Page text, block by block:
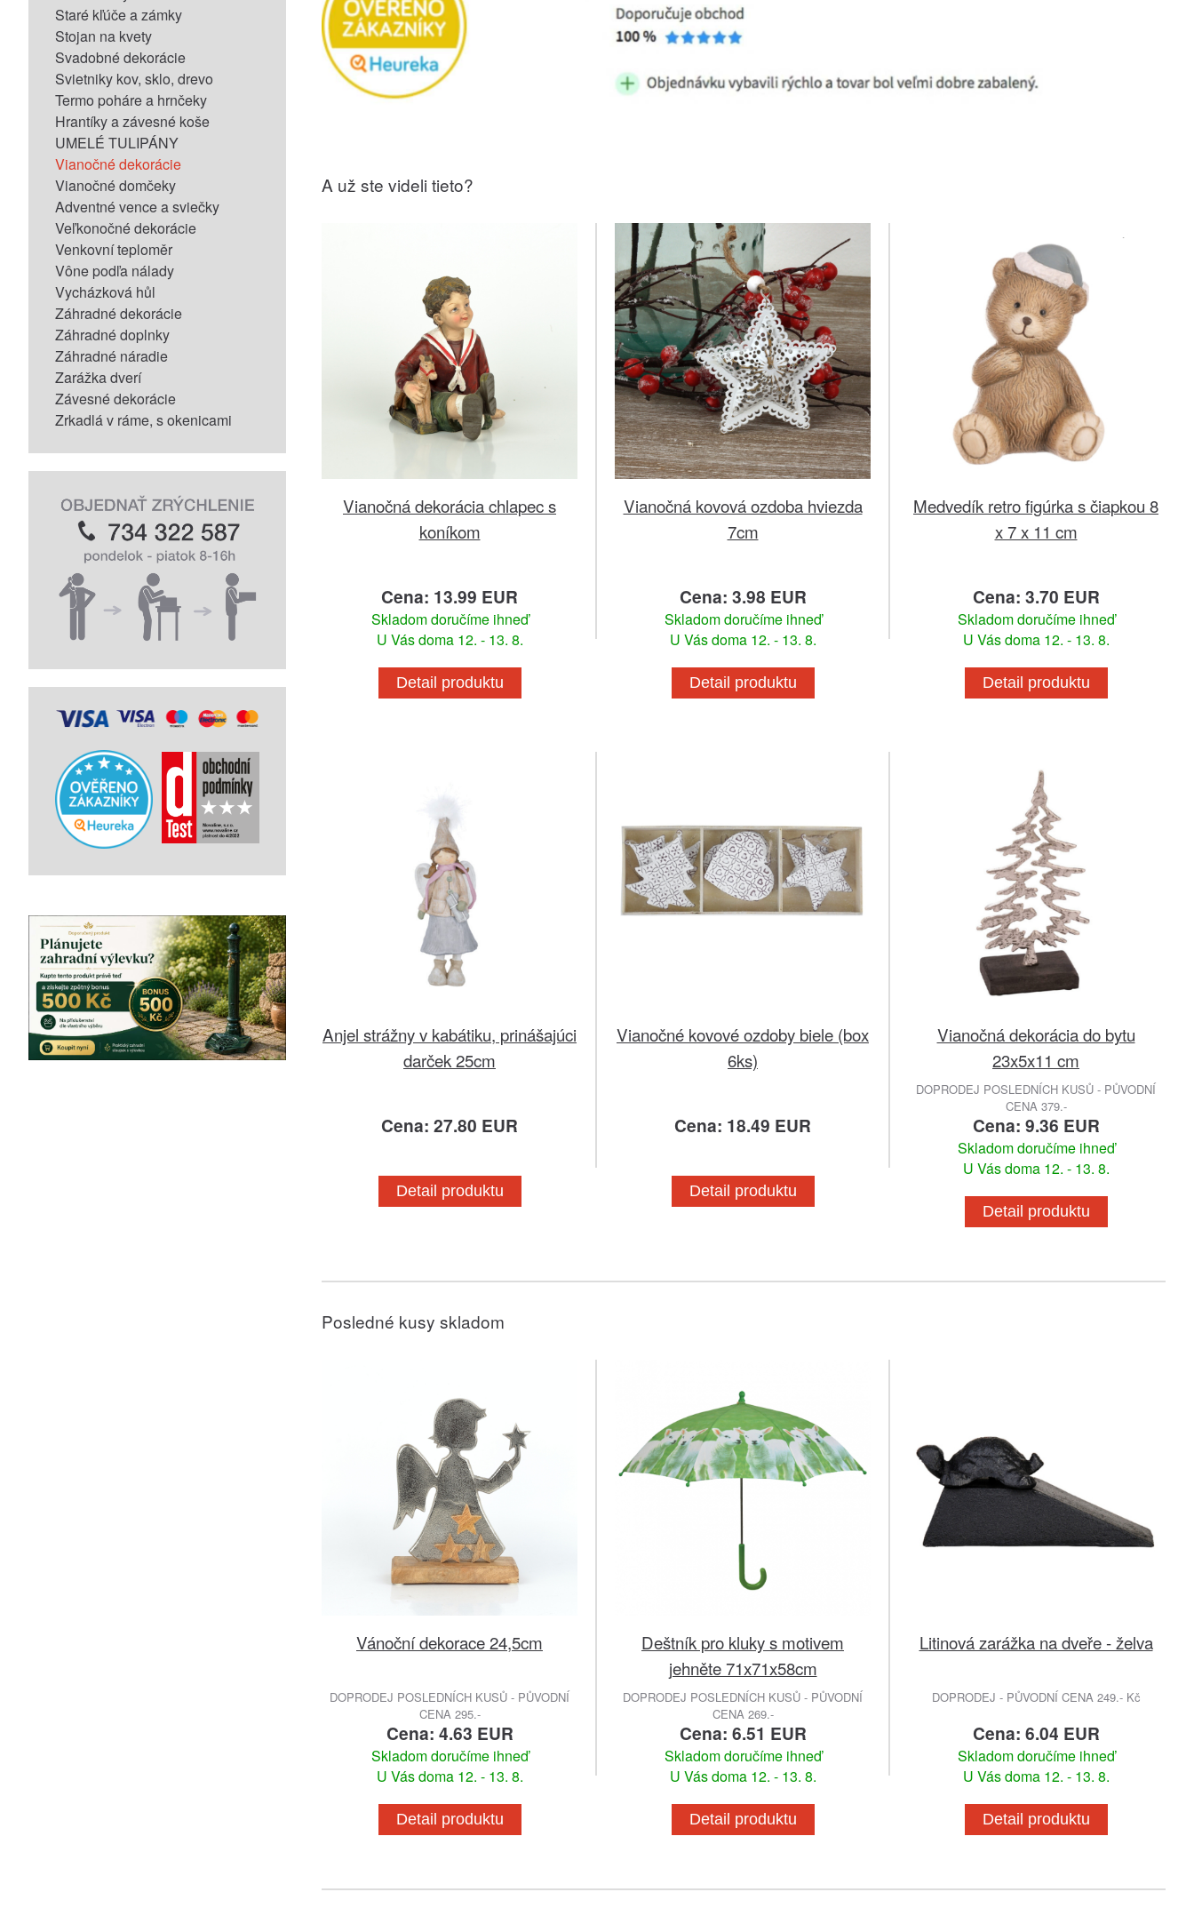
Staré kľúče a zámky
Stojan na kvety
Svadobné dekorácie
Svietniky kov, sklo, drevo
Termo poháre a hrnčeky
Hrantíky a závesné koše
UMELÉ TULIPÁNY
Vianočné dekorácie
Vianočné domčeky
Adventné vence a sviečky
Veľkonočné dekorácie
Venkovní teploměr
Vône podľa nálady
Vycházková hůl
Záhradné dekorácie
Záhradné doplnky
Záhradné náradie
Zarážka dverí
Závesné dekorácie
Zrkadlá v ráme, s okenicami
A už ste videli tieto?
Vianočná dekorácia chlapec s
koníkom
Cena: 13.99 EUR
Skladom doručíme ihneď
U Vás doma 12. - 13. 8.
Detail produktu
Vianočná kovová ozdoba hviezda
7cm
Cena: 3.98 EUR
Skladom doručíme ihneď
U Vás doma 12. - 13. 8.
Detail produktu
Medvedík retro figúrka s čiapkou 8
x 7 x 11 cm
Cena: 3.70 EUR
Skladom doručíme ihneď
U Vás doma 12. - 13. 8.
Detail produktu
Anjel strážny v kabátiku, prinášajúci
darček 25cm
Cena: 27.80 EUR
Detail produktu
Vianočné kovové ozdoby biele (box
6ks)
Cena: 18.49 EUR
Detail produktu
Vianočná dekorácia do bytu
23x5x11 cm
DOPRODEJ POSLEDNÍCH KUSŮ - PŮVODNÍ
CENA 379.-
Cena: 9.36 EUR
Skladom doručíme ihneď
U Vás doma 12. - 13. 8.
Detail produktu
Posledné kusy skladom
Vánoční dekorace 24,5cm
DOPRODEJ POSLEDNÍCH KUSŮ - PŮVODNÍ
CENA 295.-
Cena: 4.63 EUR
Skladom doručíme ihneď
U Vás doma 12. - 13. 8.
Detail produktu
Deštník pro kluky s motivem
jehněte 71x71x58cm
DOPRODEJ POSLEDNÍCH KUSŮ - PŮVODNÍ
CENA 269.-
Cena: 6.51 EUR
Skladom doručíme ihneď
U Vás doma 12. - 13. 8.
Detail produktu
Litinová zarážka na dveře - želva
DOPRODEJ - PŮVODNÍ CENA 249.- Kč
Cena: 6.04 EUR
Skladom doručíme ihneď
U Vás doma 12. - 13. 8.
Detail produktu